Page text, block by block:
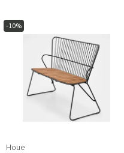
-10%
Houe